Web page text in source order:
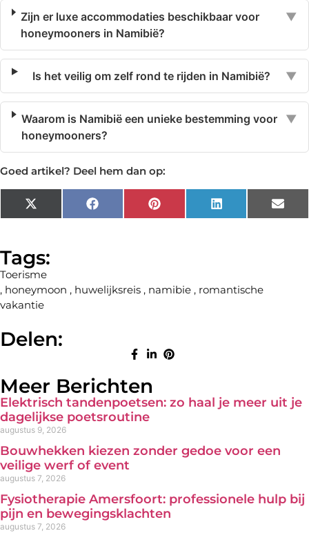
Zijn er luxe accommodaties beschikbaar voor
honeymooners in Namibië?
▼
Is het veilig om zelf rond te rijden in Namibië? ▼
Waarom is Namibië een unieke bestemming voor
honeymooners?
▼
Goed artikel? Deel hem dan op:
X
(Twitter)
Facebook Pinterest LinkedIn
Tags:
Toerisme
, honeymoon , huwelijksreis , namibie , romantische
vakantie
Delen:
Meer Berichten
Elektrisch tandenpoetsen: zo haal je meer uit je
dagelijkse poetsroutine
augustus 9, 2026
Bouwhekken kiezen zonder gedoe voor een
veilige werf of event
augustus 7, 2026
Fysiotherapie Amersfoort: professionele hulp bij
pijn en bewegingsklachten
augustus 7, 2026